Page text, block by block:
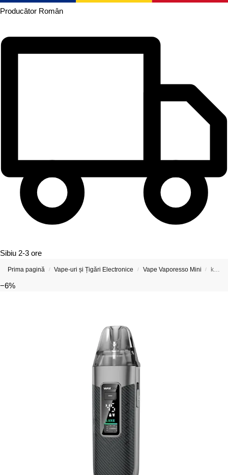
Producător Român
Sibiu 2-3 ore
Prima pagină / Vape-uri și Țigări Electronice / Vape Vaporesso Mini / kit Vaporesso Luxe X3 Carbon Black
−6%